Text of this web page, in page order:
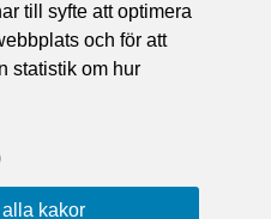
på Facebook
medier
till syfte att optimera
och för att
statistik om hur
kakor